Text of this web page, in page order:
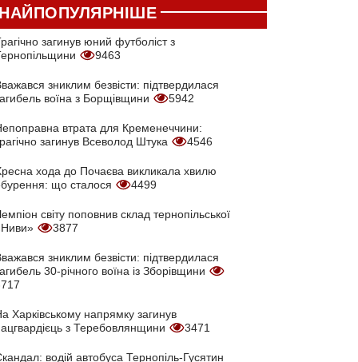
НАЙПОПУЛЯРНІШЕ
загинув юний футболіст з
9463
зниклим безвісти: підтвердилася
воїна з Борщівщини
5942
втрата для Кременеччини:
загинув Всеволод Штука
4546
хода до Почаєва викликала хвилю
що сталося
4499
світу поповнив склад тернопільської
3877
зниклим безвісти: підтвердилася
30-річного воїна із Зборівщини
Харківському напрямку загинув
з Теребовлянщини
3471
водій автобуса Тернопіль-Гусятин